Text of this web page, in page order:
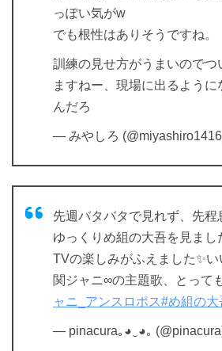
っぽい気がw
でも根性はありそうですね。
訓練の見せ方がうまいのでつ
ますねー、現場に出るように
んだろ
— みやしろ
先週バタバタで見れず、先程
ゆっくりめ組の大吾を見まし
TVの楽しみがふえました✨
関ジャニ∞の主題歌、とって
ャニ_アンスロポス#め組の大
— pinacura｡⁠◕⁠‿⁠◕⁠｡